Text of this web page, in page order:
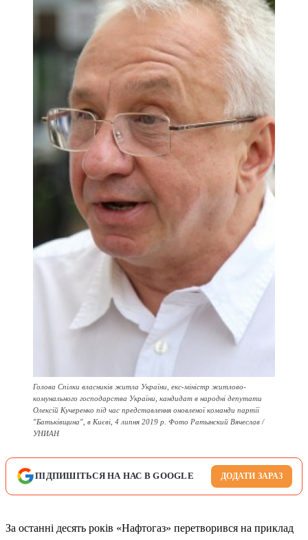
Голова Спілки власників житла України, екс-міністр житлово-
комунального господарства України, кандидат в народні депутати
Олексій Кучеренко під час представлення оновленої команди партії
"Батьківщина", в Києві, 4 липня 2019 р. Фото Ратынский Вячеслав /
УНИАН
ПІДПИШІТЬСЯ НА НАС В GOOGLE ДОДАТИ ЗАРАЗ
За останні десять років «Нафтогаз» перетворився на приклад